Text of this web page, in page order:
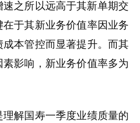
之所以远高于其新单期交
于其新业务价值率因业务
本管控而显著提升。而其
影响，新业务价值率多为
解国寿一季度业绩质量的